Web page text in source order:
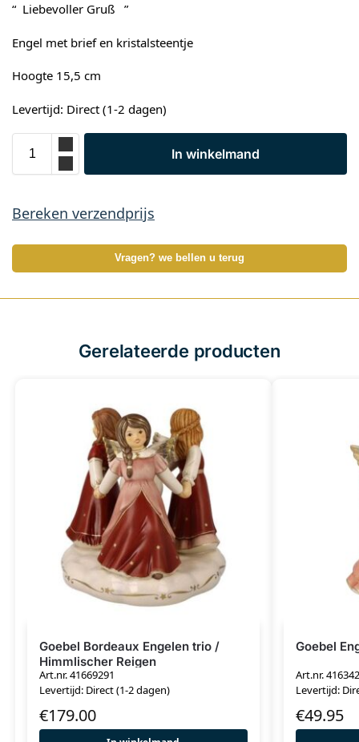
“ Liebevoller Gruß ”
Engel met brief en kristalsteentje
Hoogte 15,5 cm
Levertijd: Direct (1-2 dagen)
In winkelmand
Bereken verzendprijs
Vragen? we bellen u terug
Gerelateerde producten
Goebel Bordeaux Engelen trio /
Himmlischer Reigen
Art.nr. 41669291
Levertijd: Direct (1-2 dagen)
€179.00
Goebel
Art.nr.
Levertijd:
€49.95